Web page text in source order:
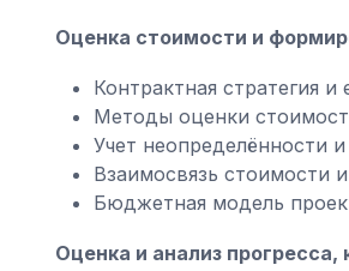
Оценка стоимости и
Контрактная стратегия
Методы оценки
Учет неопределённости
Взаимосвязь стоимости
Бюджетная модель
Оценка и анализ